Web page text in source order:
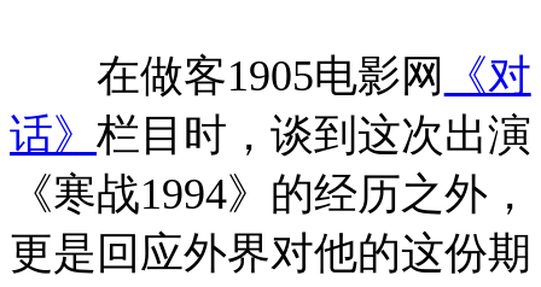
在做客1905电影网
《对
话》 栏目时，谈到这次出演
《寒战1994》的经历之外，
更是回应外界对他的这份期